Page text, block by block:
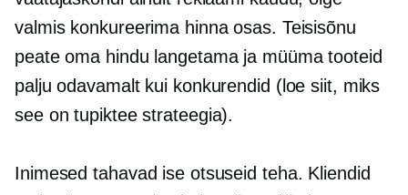
valmis konkureerima hinna osas. Teisisõnu
peate oma hindu langetama ja müüma tooteid
palju odavamalt kui konkurendid (loe siit, miks
see ontupikteestrateegia).
Inimesed tahavad ise otsuseid teha. Kliendid